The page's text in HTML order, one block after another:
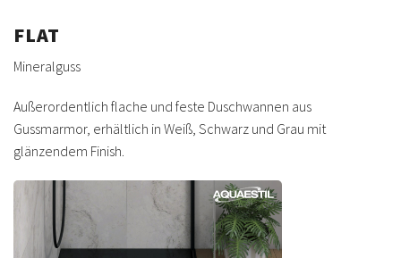
FLAT
Mineralguss
Außerordentlich flache und feste Duschwannen aus
Gussmarmor, erhältlich in Weiß, Schwarz und Grau mit
glänzendem Finish.